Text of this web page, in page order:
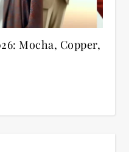
Mocha, Copper,